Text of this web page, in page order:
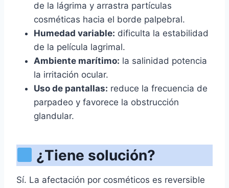
de la lágrima y arrastra partículas
cosméticas hacia el borde palpebral.
Humedad variable: dificulta la estabilidad
de la película lagrimal.
Ambiente marítimo: la salinidad potencia
la irritación ocular.
Uso de pantallas: reduce la frecuencia de
parpadeo y favorece la obstrucción
glandular.
¿Tiene solución?
Sí. La afectación por cosméticos es reversible